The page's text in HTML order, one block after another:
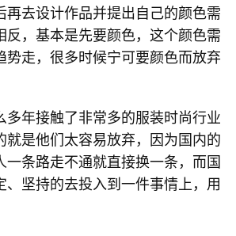
再去设计作品并提出自己的颜色需
反，基本是先要颜色，这个颜色需
势走，很多时候宁可要颜色而放弃
年接触了非常多的服装时尚行业
就是他们太容易放弃，因为国内的
一条路走不通就直接换一条，而国
、坚持的去投入到一件事情上，用